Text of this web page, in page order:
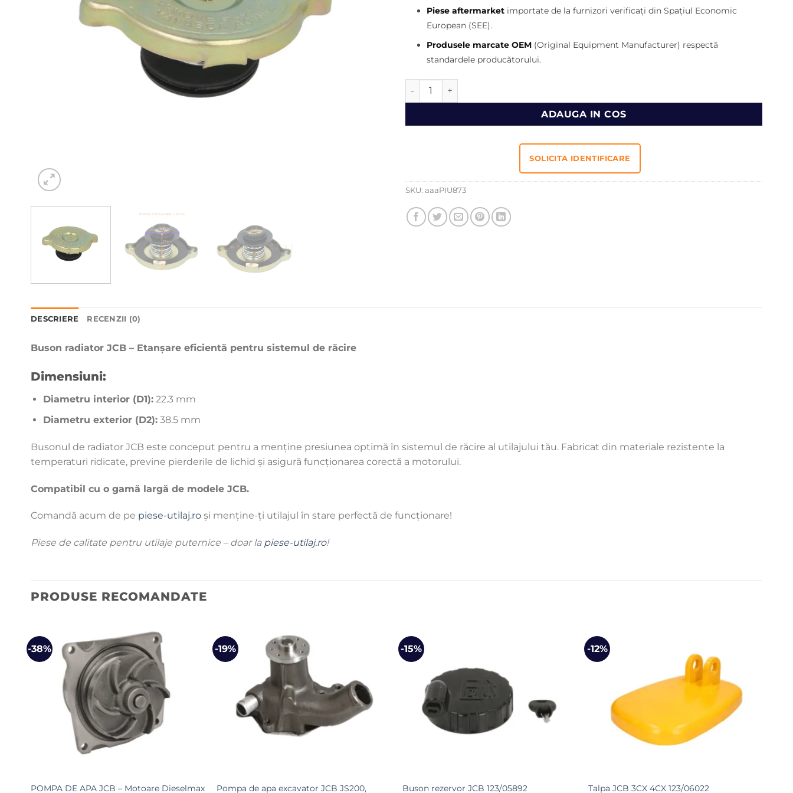
40,00 lei.
Piese aftermarket importate de la furnizori verificați din Spațiul Economic
European (SEE).
Produsele marcate OEM (Original Equipment Manufacturer) respectă
standardele producătorului.
Cantitate Buson radiator JCB 121/60601
ADAUGA IN COS
SOLICITA IDENTIFICARE
SKU: aaaPIU873
DESCRIERE RECENZII (0)
Buson radiator JCB – Etanșare eficientă pentru sistemul de răcire
Dimensiuni:
Diametru interior (D1):22.3 mm
Diametru exterior (D2):38.5 mm
Busonul de radiator JCB este conceput pentru a menține presiunea optimă în sistemul de răcire al utilajului tău. Fabricat din materiale rezistente la
temperaturi ridicate, previne pierderile de lichid și asigură funcționarea corectă a motorului.
Compatibil cu o gamă largă de modele JCB.
Comandă acum de pe piese-utilaj.ro și menține-ți utilajul în stare perfectă de funcționare!
Piese de calitate pentru utilaje puternice – doar la piese-utilaj.ro!
PRODUSE RECOMANDATE
-38%
POMPA DE APA JCB – Motoare Dieselmax
-19%
Pompa de apa excavator JCB JS200,
-15%
Buson rezervor JCB 123/05892
-12%
Talpa JCB 3CX 4CX 123/06022